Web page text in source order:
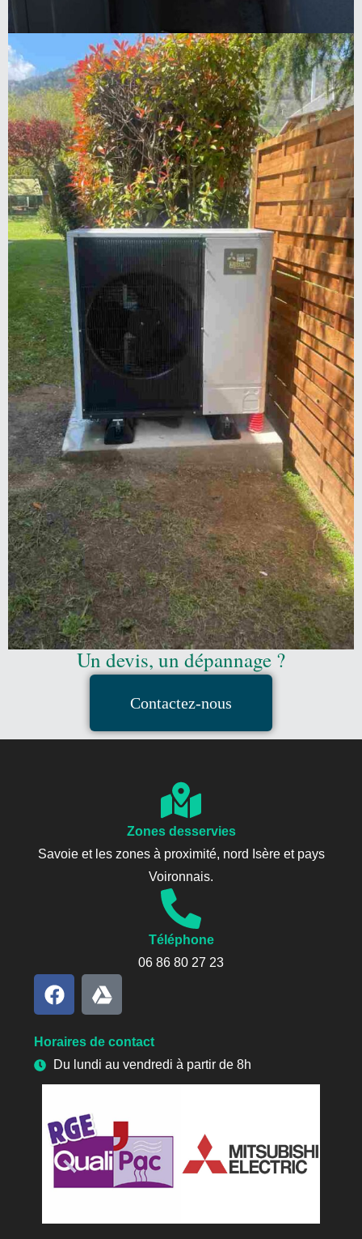
Un devis, un dépannage ?
Contactez-nous
Zones desservies
Savoie et les zones à proximité, nord Isère et pays
Voironnais.
Téléphone
06 86 80 27 23
Horaires de contact
Du lundi au vendredi à partir de 8h